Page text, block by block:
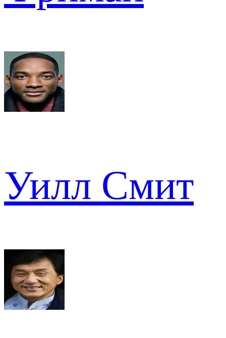
Уилл Смит